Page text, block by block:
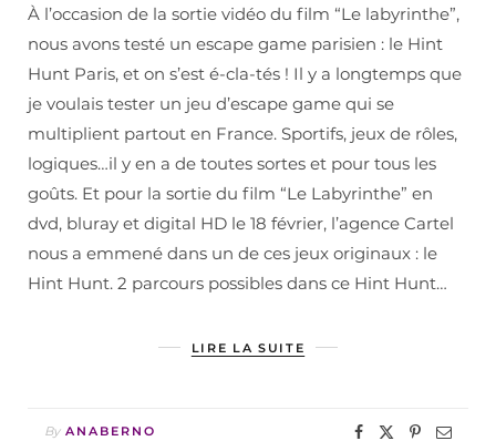
À l’occasion de la sortie vidéo du film “Le labyrinthe”,
nous avons testé un escape game parisien : le Hint
Hunt Paris, et on s’est é-cla-tés ! Il y a longtemps que
je voulais tester un jeu d’escape game qui se
multiplient partout en France. Sportifs, jeux de rôles,
logiques…il y en a de toutes sortes et pour tous les
goûts. Et pour la sortie du film “Le Labyrinthe” en
dvd, bluray et digital HD le 18 février, l’agence Cartel
nous a emmené dans un de ces jeux originaux : le
Hint Hunt. 2 parcours possibles dans ce Hint Hunt…
LIRE LA SUITE
By ANABERNO